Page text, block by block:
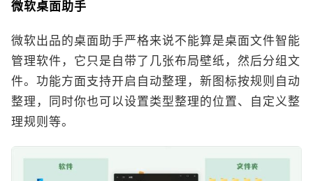
微软桌面助手
微软出品的桌面助手严格来说不能算是桌面文件智能
管理软件，它只是自带了几张布局壁纸，然后分组文
件。功能方面支持开启自动整理，新图标按规则自动
整理，同时你也可以设置类型整理的位置、自定义整
理规则等。